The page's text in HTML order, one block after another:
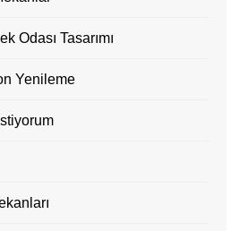
Odası Tasarımı
Yenileme